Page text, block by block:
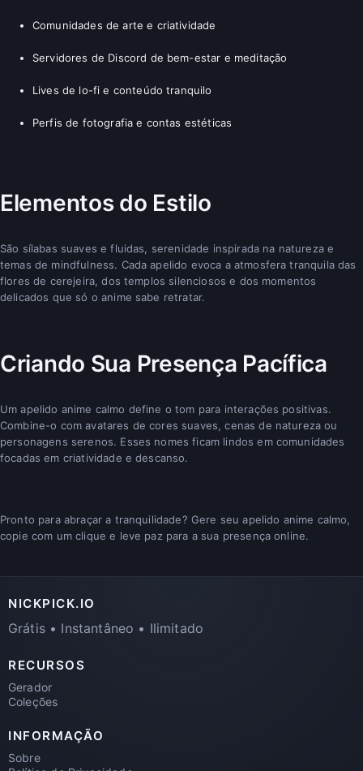
Comunidades de arte e criatividade
Servidores de Discord de bem-estar e meditação
Lives de lo-fi e conteúdo tranquilo
Perfis de fotografia e contas estéticas
Elementos do Estilo
São sílabas suaves e fluidas, serenidade inspirada na natureza e
temas de mindfulness. Cada apelido evoca a atmosfera tranquila das
flores de cerejeira, dos templos silenciosos e dos momentos
delicados que só o anime sabe retratar.
Criando Sua Presença Pacífica
Um apelido anime calmo define o tom para interações positivas.
Combine-o com avatares de cores suaves, cenas de natureza ou
personagens serenos. Esses nomes ficam lindos em comunidades
focadas em criatividade e descanso.
Pronto para abraçar a tranquilidade? Gere seu apelido anime calmo,
copie com um clique e leve paz para a sua presença online.
NICKPICK.IO
Grátis • Instantâneo • Ilimitado
RECURSOS
Gerador
Coleções
INFORMAÇÃO
Sobre